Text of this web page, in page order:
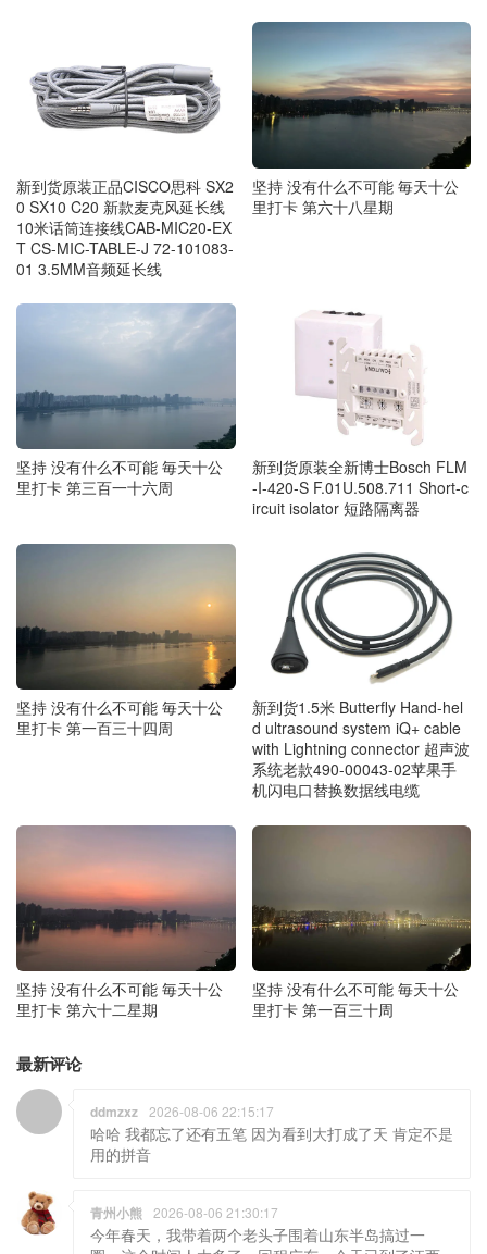
新到货原装正品CISCO思科 SX2
0 SX10 C20 新款麦克风延长线
10米话筒连接线CAB-MIC20-EX
T CS-MIC-TABLE-J 72-101083-
01 3.5MM音频延长线
坚持 没有什么不可能 毎天十公
里打卡 第六十八星期
坚持 没有什么不可能 毎天十公
里打卡 第三百一十六周
新到货原装全新博士Bosch FLM
-I-420-S F.01U.508.711 Short-c
ircuit isolator 短路隔离器
坚持 没有什么不可能 毎天十公
里打卡 第一百三十四周
新到货1.5米 Butterfly Hand-hel
d ultrasound system iQ+ cable
with Lightning connector 超声波
系统老款490-00043-02苹果手
机闪电口替换数据线电缆
坚持 没有什么不可能 毎天十公
里打卡 第六十二星期
坚持 没有什么不可能 毎天十公
里打卡 第一百三十周
最新评论
ddmzxz 2026-08-06 22:15:17
哈哈 我都忘了还有五笔 因为看到大打成了天 肯定不是
用的拼音
青州小熊 2026-08-06 21:30:17
今年春天，我带着两个老头子围着山东半岛搞过一